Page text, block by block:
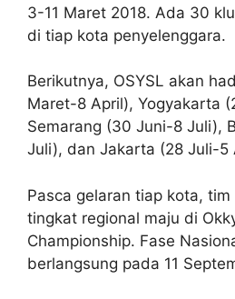
3-11 Maret 2018. Ada 30
di tiap kota penyelenggara.
Berikutnya, OSYSL akan
Maret-8 April), Yogyakarta
Semarang (30 Juni-8 Juli),
Juli), dan Jakarta (28 Juli-5
Pasca gelaran tiap kota,
tingkat regional maju di
Championship. Fase
berlangsung pada 11